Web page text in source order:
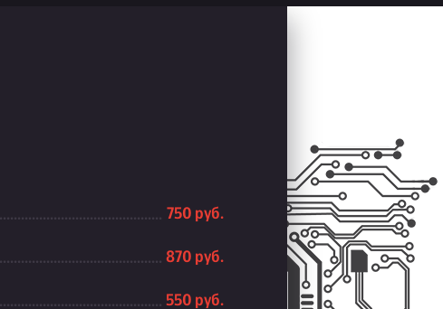
750 руб.
870 руб.
550 руб.